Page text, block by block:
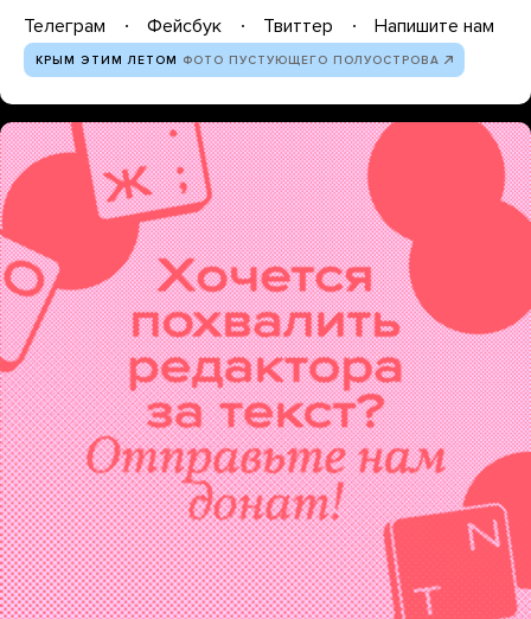
Телеграм Фейсбук Твиттер Напишите нам
КРЫМ ЭТИМ ЛЕТОМ ФОТО ПУСТУЮЩЕГО ПОЛУОСТРОВА